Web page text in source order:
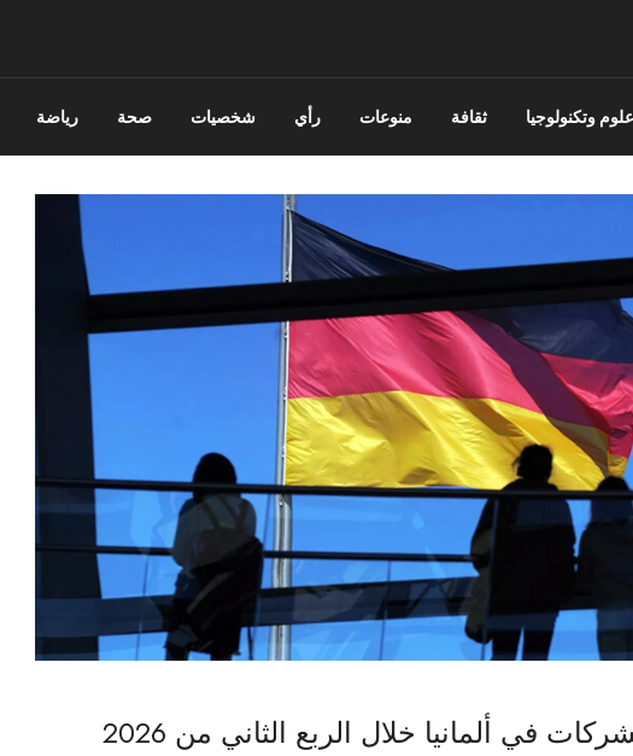
علوم وتكنولوجيا ثقافة منوعات رأي شخصيات صحة رياضة
في ألمانيا خلال الربع الثاني من 2026